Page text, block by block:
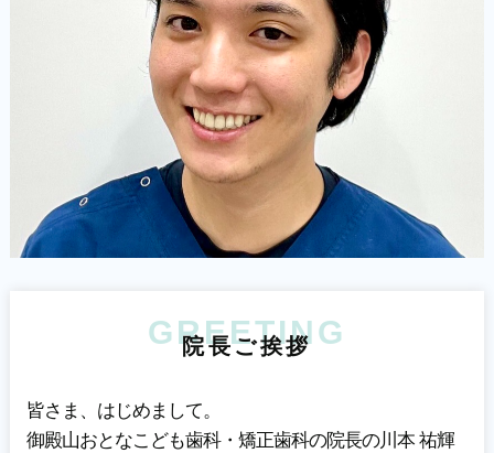
GREETING
院長ご挨拶
皆さま、はじめまして。
御殿山おとなこども歯科・矯正歯科の院長の川本 祐輝